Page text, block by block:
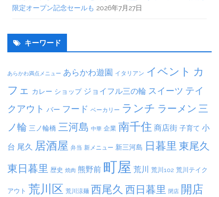
限定オープン記念セールも 2026年7月27日
キーワード
あらかわ満点メニュー あらかわ遊園 イタリアン イベント カ
フェ カレー ショップ ジョイフル三の輪 スイーツ テイ
クアウト バー フード ベーカリー ランチ ラーメン 三
ノ輪 三ノ輪橋 三河島 中華 企業 南千住 商店街 子育て 小
台 尾久 居酒屋 弁当 新メニュー 新三河島 日暮里 東尾久
東日暮里 歴史 焼肉 熊野前 町屋 荒川 荒川102 荒川テイク
アウト 荒川区 荒川涼麺 西尾久 西日暮里 閉店 開店